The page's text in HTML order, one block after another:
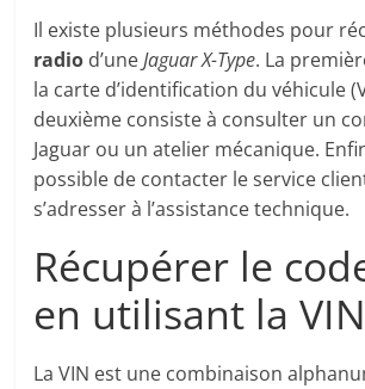
Il existe plusieurs méthodes pour
radio d’uneJaguar X-Type. La
la carte d’identification du véhicule
deuxième consiste à consulter un
Jaguar ou un atelier mécanique.
possible de contacter le service
s’adresser à l’assistance technique.
Récupérer le
en utilisant la VIN
La VIN est une combinaison